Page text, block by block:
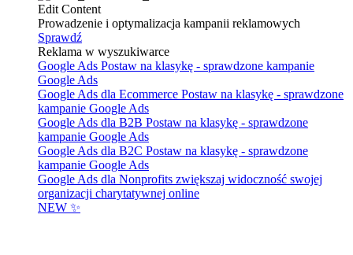
Edit Content
Prowadzenie i optymalizacja kampanii reklamowych
Sprawdź
Reklama w wyszukiwarce
Google Ads Postaw na klasykę - sprawdzone kampanie
Google Ads
Google Ads dla Ecommerce Postaw na klasykę - sprawdzone
kampanie Google Ads
Google Ads dla B2B Postaw na klasykę - sprawdzone
kampanie Google Ads
Google Ads dla B2C Postaw na klasykę - sprawdzone
kampanie Google Ads
Google Ads dla Nonprofits zwiększaj widoczność swojej
organizacji charytatywnej online
NEW ✨